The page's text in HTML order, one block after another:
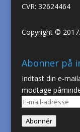
CVR: 32624464
Copyright ©
Abonner på
Indtast din e-
modtage
E-
mail-
adresse
Abonnér